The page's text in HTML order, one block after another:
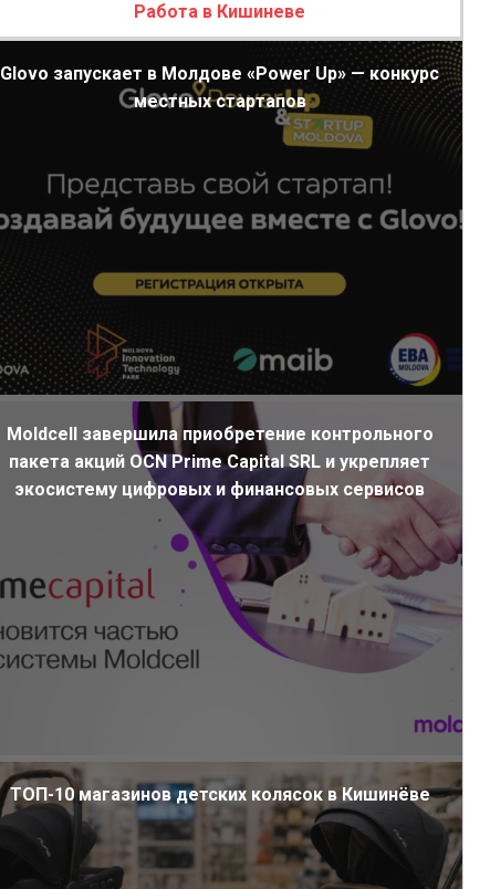
Работа в Кишиневе
Glovo запускает в Молдове «Power Up» — конкурс
местных стартапов
Moldcell завершила приобретение контрольного
пакета акций OCN Prime Capital SRL и укрепляет
экосистему цифровых и финансовых сервисов
ТОП-10 магазинов детских колясок в Кишинёве